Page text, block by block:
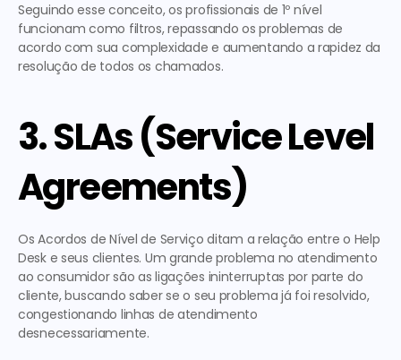
Seguindo esse conceito, os profissionais de 1º nível
funcionam como filtros, repassando os problemas de
acordo com sua complexidade e aumentando a rapidez da
resolução de todos os chamados.
3. SLAs (Service Level
Agreements)
Os Acordos de Nível de Serviço ditam a relação entre o Help
Desk e seus clientes. Um grande problema no atendimento
ao consumidor são as ligações ininterruptas por parte do
cliente, buscando saber se o seu problema já foi resolvido,
congestionando linhas de atendimento
desnecessariamente.